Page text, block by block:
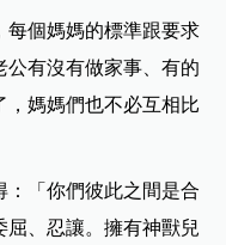
每個媽媽的標準跟要求
公有沒有做家事、有的
，媽媽們也不必互相比
：「你們彼此之間是合
屈、忍讓。擁有神獸兒